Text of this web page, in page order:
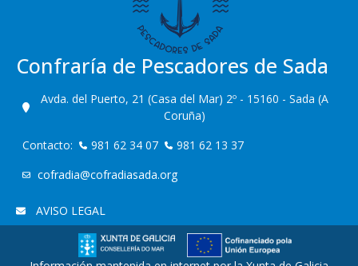
Confraría de Pescadores de Sada
Avda. del Puerto, 21 (Casa del Mar) 2º - 15160 - Sada (A
Coruña)
Contacto:
981 62 34 07
981 62 13 37
cofradia@cofradiasada.org
AVISO LEGAL